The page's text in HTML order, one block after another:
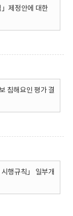
」제정안에 대한
침해요인 평가 결
행규칙」 일부개